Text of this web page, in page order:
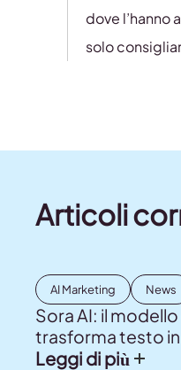
dove l’hanno
solo
Articoli
AI Marketing News
Sora AI: il
trasforma testo
Leggi di più